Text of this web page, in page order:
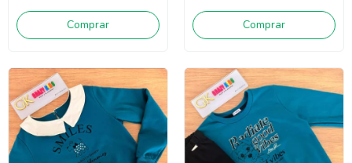
Comprar Comprar